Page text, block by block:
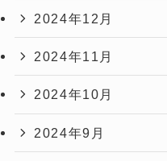
2024年12月
2024年11月
2024年10月
2024年9月